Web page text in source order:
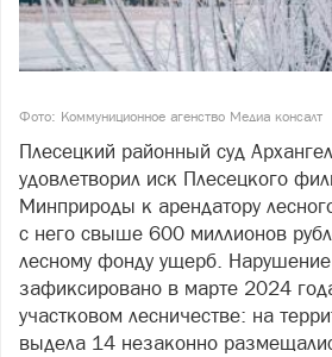
Фото: Коммуниционное агенство Медиа консалт
Плесецкий районный суд
удовлетворил иск Плесецкого
Минприроды к арендатору
с него свыше 600 миллионов
лесному фонду ущерб.
зафиксировано в марте 2024
участковом лесничестве: на
выдела 14 незаконно